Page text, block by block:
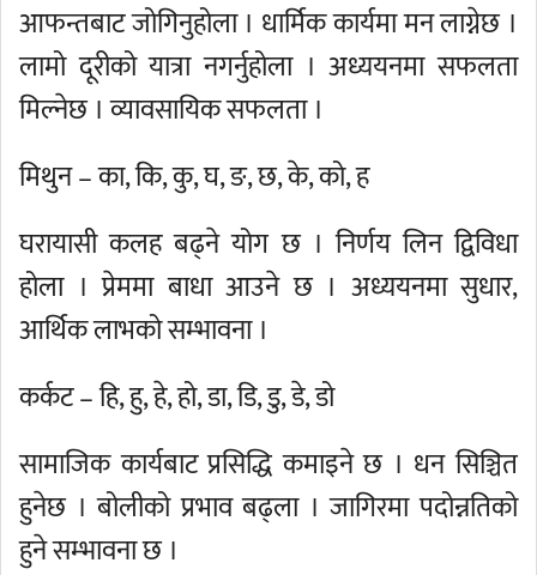
आफन्तबाट जोगिनुहोला । धार्मिक कार्यमा मन लाग्नेछ ।
लामो दूरीको यात्रा नगर्नुहोला । अध्ययनमा सफलता
मिल्नेछ । व्यावसायिक सफलता ।
मिथुन – का, कि, कु, घ, ङ, छ, के, को, ह
घरायासी कलह बढ्ने योग छ । निर्णय लिन द्विविधा
होला । प्रेममा बाधा आउने छ । अध्ययनमा सुधार,
आर्थिक लाभको सम्भावना ।
कर्कट – हि, हु, हे, हो, डा, डि, डु, डे, डो
सामाजिक कार्यबाट प्रसिद्धि कमाइने छ । धन सिञ्चित
हुनेछ । बोलीको प्रभाव बढ्ला । जागिरमा पदोन्नतिको
हुने सम्भावना छ ।